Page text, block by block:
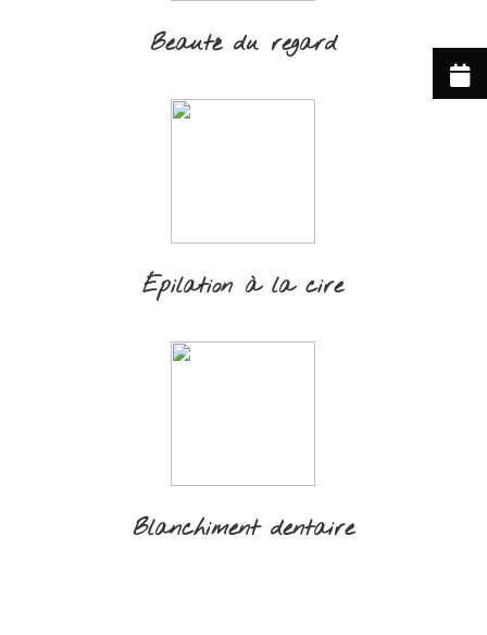
Beauté du regard
Épilation à la cire
Blanchiment dentaire